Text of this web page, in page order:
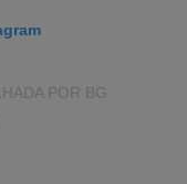
POR BG